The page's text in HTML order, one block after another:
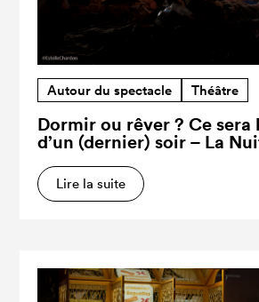
Autour du spectacle Théâtre
Dormir ou rêver ? Ce sera
d’un (dernier) soir – La
Lire la suite